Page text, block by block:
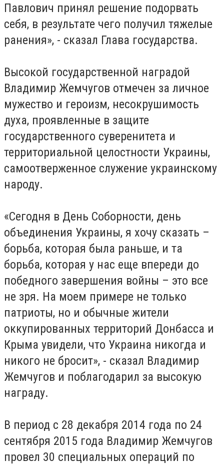
Павлович принял решение подорвать
себя, в результате чего получил тяжелые
ранения», - сказал Глава государства.
Высокой государственной наградой
Владимир Жемчугов отмечен за личное
мужество и героизм, несокрушимость
духа, проявленные в защите
государственного суверенитета и
территориальной целостности Украины,
самоотверженное служение украинскому
народу.
«Сегодня в День Соборности, день
объединения Украины, я хочу сказать –
борьба, которая была раньше, и та
борьба, которая у нас еще впереди до
победного завершения войны – это все
не зря. На моем примере не только
патриоты, но и обычные жители
оккупированных территорий Донбасса и
Крыма увидели, что Украина никогда и
никого не бросит», - сказал Владимир
Жемчугов и поблагодарил за высокую
награду.
В период с 28 декабря 2014 года по 24
сентября 2015 года Владимир Жемчугов
провел 30 специальных операций по